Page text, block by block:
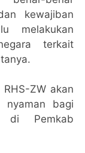
kewajiban
melakukan
terkait
ZW akan
nyaman bagi
di Pemkab